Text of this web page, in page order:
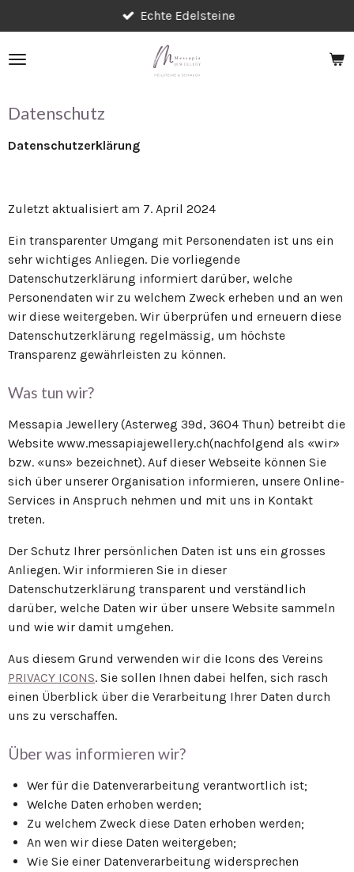
Hauptinhalt
springen
Echte Edelsteine
Datenschutz
Datenschutzerklärung
Zuletzt aktualisiert am 7. April 2024
Ein transparenter Umgang mit Personendaten ist uns ein
sehr wichtiges Anliegen. Die vorliegende
Datenschutzerklärung informiert darüber, welche
Personendaten wir zu welchem Zweck erheben und an wen
wir diese weitergeben. Wir überprüfen und erneuern diese
Datenschutzerklärung regelmässig, um höchste
Transparenz gewährleisten zu können.
Was tun wir?
Messapia Jewellery (Asterweg 39d, 3604 Thun) betreibt die
Website www.messapiajewellery.ch(nachfolgend als «wir»
bzw. «uns» bezeichnet). Auf dieser Webseite können Sie
sich über unserer Organisation informieren, unsere Online-
Services in Anspruch nehmen und mit uns in Kontakt
treten.
Der Schutz Ihrer persönlichen Daten ist uns ein grosses
Anliegen. Wir informieren Sie in dieser
Datenschutzerklärung transparent und verständlich
darüber, welche Daten wir über unsere Website sammeln
und wie wir damit umgehen.
Aus diesem Grund verwenden wir die Icons des Vereins
PRIVACY ICONS. Sie sollen Ihnen dabei helfen, sich rasch
einen Überblick über die Verarbeitung Ihrer Daten durch
uns zu verschaffen.
Über was informieren wir?
Wer für die Datenverarbeitung verantwortlich ist;
Welche Daten erhoben werden;
Zu welchem Zweck diese Daten erhoben werden;
An wen wir diese Daten weitergeben;
Wie Sie einer Datenverarbeitung widersprechen